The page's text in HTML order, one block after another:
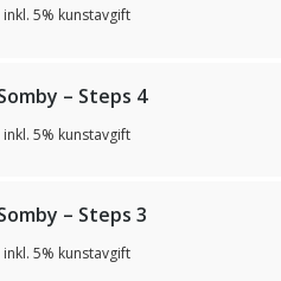
inkl. 5% kunstavgift
– Steps 4
inkl. 5% kunstavgift
– Steps 3
inkl. 5% kunstavgift